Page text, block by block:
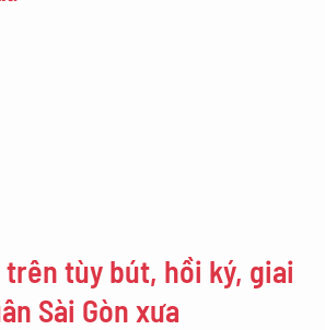
trên tùy bút, hồi ký, giai
Sài Gòn xưa